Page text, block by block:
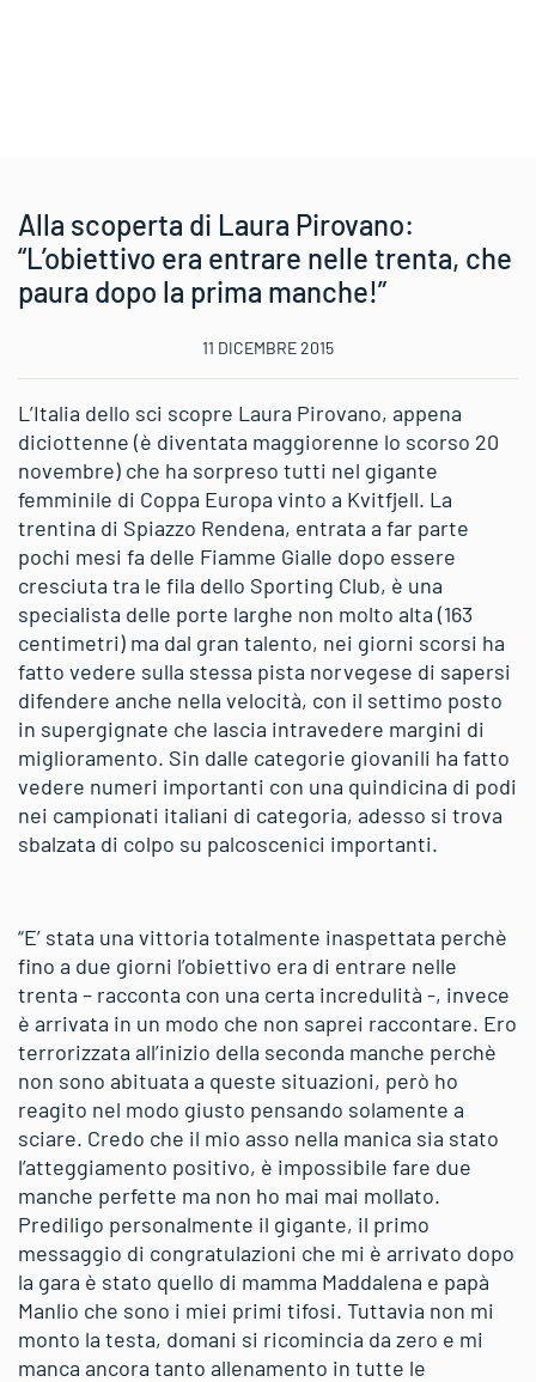
Alla scoperta di Laura Pirovano:
“L’obiettivo era entrare nelle trenta, che
paura dopo la prima manche!”
11 DICEMBRE 2015
L’Italia dello sci scopre Laura Pirovano, appena
diciottenne (è diventata maggiorenne lo scorso 20
novembre) che ha sorpreso tutti nel gigante
femminile di Coppa Europa vinto a Kvitfjell. La
trentina di Spiazzo Rendena, entrata a far parte
pochi mesi fa delle Fiamme Gialle dopo essere
cresciuta tra le fila dello Sporting Club, è una
specialista delle porte larghe non molto alta (163
centimetri) ma dal gran talento, nei giorni scorsi ha
fatto vedere sulla stessa pista norvegese di sapersi
difendere anche nella velocità, con il settimo posto
in supergignate che lascia intravedere margini di
miglioramento. Sin dalle categorie giovanili ha fatto
vedere numeri importanti con una quindicina di podi
nei campionati italiani di categoria, adesso si trova
sbalzata di colpo su palcoscenici importanti.
“E’ stata una vittoria totalmente inaspettata perchè
fino a due giorni l’obiettivo era di entrare nelle
trenta – racconta con una certa incredulità -, invece
è arrivata in un modo che non saprei raccontare. Ero
terrorizzata all’inizio della seconda manche perchè
non sono abituata a queste situazioni, però ho
reagito nel modo giusto pensando solamente a
sciare. Credo che il mio asso nella manica sia stato
l’atteggiamento positivo, è impossibile fare due
manche perfette ma non ho mai mai mollato.
Prediligo personalmente il gigante, il primo
messaggio di congratulazioni che mi è arrivato dopo
la gara è stato quello di mamma Maddalena e papà
Manlio che sono i miei primi tifosi. Tuttavia non mi
monto la testa, domani si ricomincia da zero e mi
manca ancora tanto allenamento in tutte le